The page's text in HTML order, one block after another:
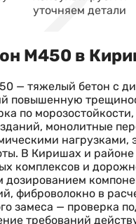
уточняем детали
М450 в
— тяжелый бетон с
повышенную
по
монолитные
нагрузками,
В Киришах и районе
комплексов и
дозированием
фиброволокно в
замеса — проверка
требований